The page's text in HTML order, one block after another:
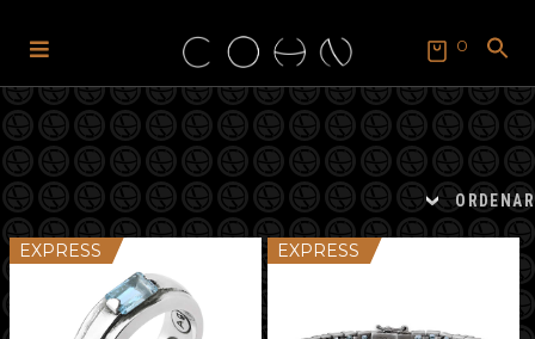
navegação
o
conteúdo
0
SEARCH
FOR:
Search Button
ORDENAR
EXPRESS EXPRESS